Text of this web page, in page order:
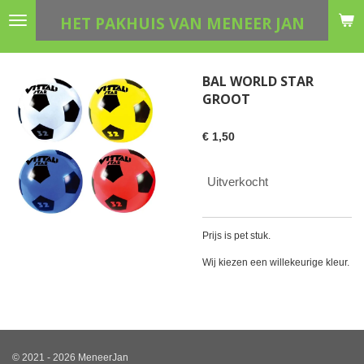
Ga
hoofdinhoud
HET PAKHUIS VAN MENEER JAN
BAL WORLD STAR
GROOT
€ 1,50
Uitverkocht
Prijs is pet stuk.
Wij kiezen een willekeurige kleur.
© 2021 - 2026 MeneerJan